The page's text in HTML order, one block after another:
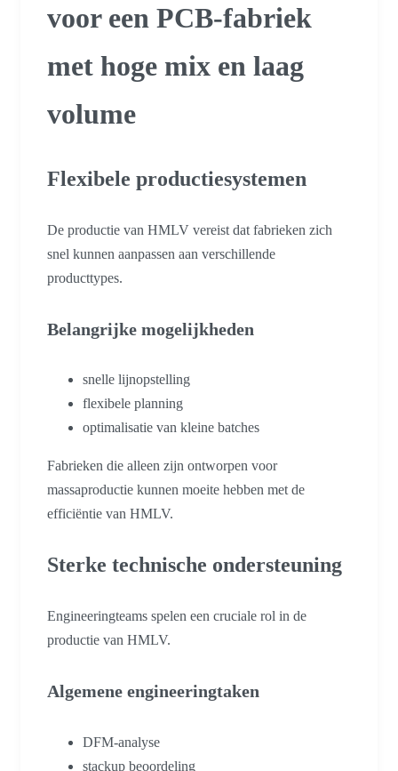
voor een PCB-fabriek
met hoge mix en laag
volume
Flexibele productiesystemen
De productie van HMLV vereist dat fabrieken zich
snel kunnen aanpassen aan verschillende
producttypes.
Belangrijke mogelijkheden
snelle lijnopstelling
flexibele planning
optimalisatie van kleine batches
Fabrieken die alleen zijn ontworpen voor
massaproductie kunnen moeite hebben met de
efficiëntie van HMLV.
Sterke technische ondersteuning
Engineeringteams spelen een cruciale rol in de
productie van HMLV.
Algemene engineeringtaken
DFM-analyse
stackup beoordeling